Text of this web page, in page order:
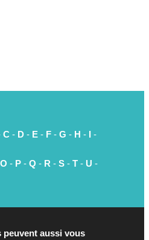
C - D - E - F - G - H - I -
O - P - Q - R - S - T - U -
peuvent aussi vous